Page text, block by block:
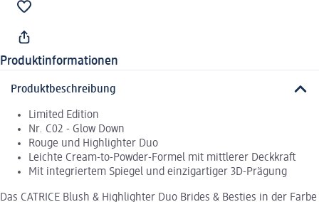
Produktinformationen
Produktbeschreibung
Limited Edition
Nr. C02 - Glow Down
Rouge und Highlighter Duo
Leichte Cream-to-Powder-Formel mit mittlerer Deckkraft
Mit integriertem Spiegel und einzigartiger 3D-Prägung
Das CATRICE Blush & Highlighter Duo Brides & Besties in der Farbe